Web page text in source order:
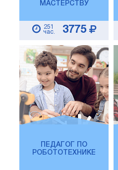
МАСТЕРСТВУ
251
час.
3775
ПЕДАГОГ ПО
РОБОТОТЕХНИКЕ